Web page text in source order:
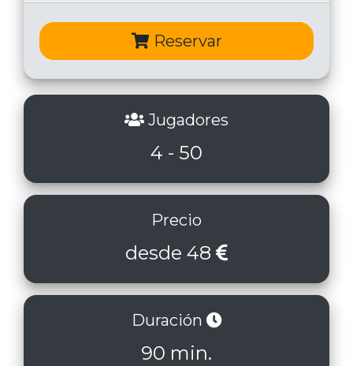
Reservar
Jugadores
4 - 50
Precio
desde 48
Duración
90 min.